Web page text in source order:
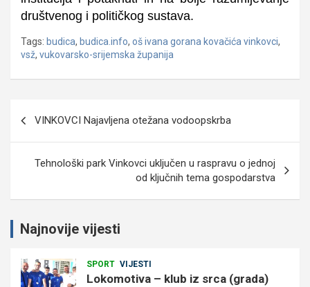
društvenog i političkog sustava.
Tags: budica, budica.info, oš ivana gorana kovačića vinkovci,
vsž, vukovarsko-srijemska županija
VINKOVCI Najavljena otežana vodoopskrba
Tehnološki park Vinkovci uključen u raspravu o jednoj
od ključnih tema gospodarstva
Najnovije vijesti
SPORT VIJESTI
Lokomotiva – klub iz srca (grada)